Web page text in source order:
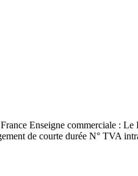
Enseigne commerciale :
de courte durée N° TVA